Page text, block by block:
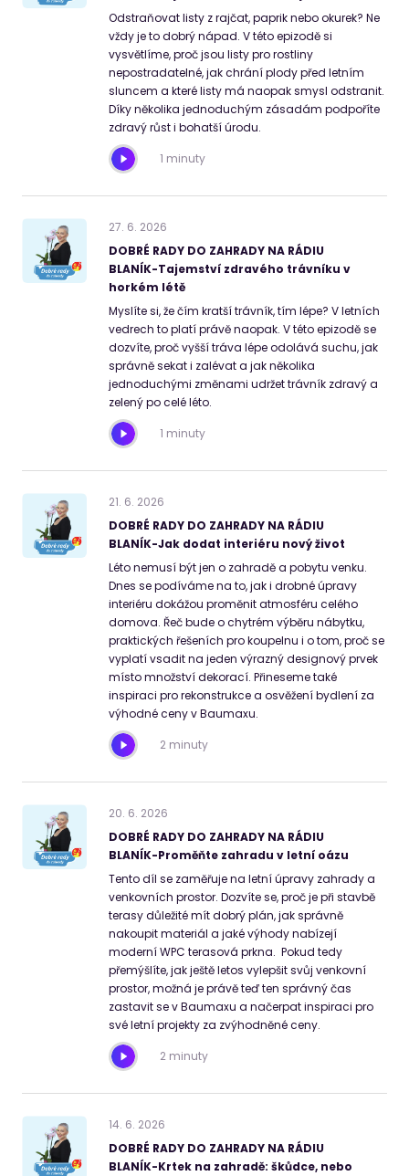
Odstraňovat listy z rajčat, paprik nebo okurek? Ne
vždy je to dobrý nápad. V této epizodě si
vysvětlíme, proč jsou listy pro rostliny
nepostradatelné, jak chrání plody před letním
sluncem a které listy má naopak smysl odstranit.
Díky několika jednoduchým zásadám podpoříte
zdravý růst i bohatší úrodu.
1 minuty
27. 6. 2026
DOBRÉ RADY DO ZAHRADY NA RÁDIU
BLANÍK-Tajemství zdravého trávníku v
horkém létě
Myslíte si, že čím kratší trávník, tím lépe? V letních
vedrech to platí právě naopak. V této epizodě se
dozvíte, proč vyšší tráva lépe odolává suchu, jak
správně sekat i zalévat a jak několika
jednoduchými změnami udržet trávník zdravý a
zelený po celé léto.
1 minuty
21. 6. 2026
DOBRÉ RADY DO ZAHRADY NA RÁDIU
BLANÍK-Jak dodat interiéru nový život
Léto nemusí být jen o zahradě a pobytu venku.
Dnes se podíváme na to, jak i drobné úpravy
interiéru dokážou proměnit atmosféru celého
domova. Řeč bude o chytrém výběru nábytku,
praktických řešeních pro koupelnu i o tom, proč se
vyplatí vsadit na jeden výrazný designový prvek
místo množství dekorací. Přineseme také
inspiraci pro rekonstrukce a osvěžení bydlení za
výhodné ceny v Baumaxu.
2 minuty
20. 6. 2026
DOBRÉ RADY DO ZAHRADY NA RÁDIU
BLANÍK-Proměňte zahradu v letní oázu
Tento díl se zaměřuje na letní úpravy zahrady a
venkovních prostor. Dozvíte se, proč je při stavbě
terasy důležité mít dobrý plán, jak správně
nakoupit materiál a jaké výhody nabízejí
moderní WPC terasová prkna. Pokud tedy
přemýšlíte, jak ještě letos vylepšit svůj venkovní
prostor, možná je právě teď ten správný čas
zastavit se v Baumaxu a načerpat inspiraci pro
své letní projekty za zvýhodněné ceny.
2 minuty
14. 6. 2026
DOBRÉ RADY DO ZAHRADY NA RÁDIU
BLANÍK-Krtek na zahradě: škůdce, nebo